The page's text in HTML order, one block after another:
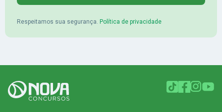
Respeitamos sua segurança. Política de privacidade